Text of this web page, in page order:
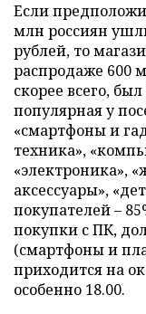
Если
млн россиян
рублей, то
распродаже 600
скорее всего,
популярная у
«смартфоны и
техника»,
«электроника»,
аксессуары»,
покупателей –
покупки с ПК,
(смартфоны и
приходится на
особенно 18.00.